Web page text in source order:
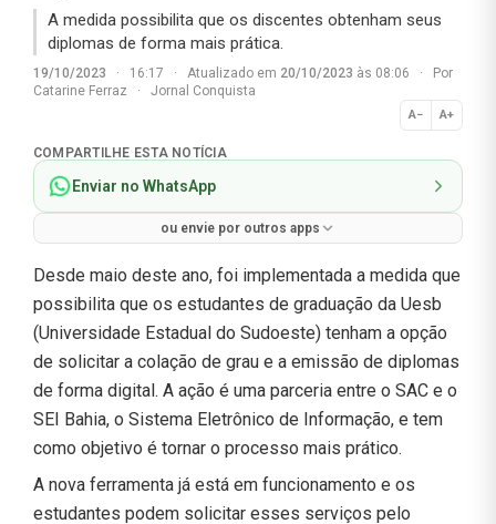
A medida possibilita que os discentes obtenham seus
diplomas de forma mais prática.
19/10/2023 · 16:17 · Atualizado em 20/10/2023 às 08:06 ·
Por
Catarine Ferraz
· Jornal Conquista
A− A+
Normal
COMPARTILHE ESTA NOTÍCIA
Enviar no WhatsApp
ou envie por outros apps
Desde maio deste ano, foi implementada a medida que
possibilita que os estudantes de graduação da Uesb
(Universidade Estadual do Sudoeste) tenham a opção
de solicitar a colação de grau e a emissão de diplomas
de forma digital. A ação é uma parceria entre o SAC e o
SEI Bahia, o Sistema Eletrônico de Informação, e tem
como objetivo é tornar o processo mais prático.
A nova ferramenta já está em funcionamento e os
estudantes podem solicitar esses serviços pelo